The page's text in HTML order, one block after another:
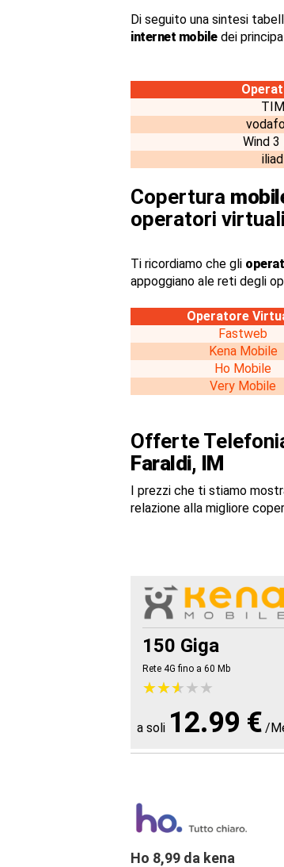
Di seguito una sintesi
internet mobiledei
TIM
Wind 3
iliad
Copertura
operatori virtuali
Ti ricordiamo che gli
appoggiano ale reti degli
Operatore
Fastweb
Kena Mobile
Ho Mobile
Very Mobile
Offerte
Faraldi, IM
I prezzi che ti stiamo
relazione alla migliore
150 Giga
Rete 4G fino a 60 Mb
★★★★★
★★★★★
a soli 12.99 € /
Ho 8,99 da kena